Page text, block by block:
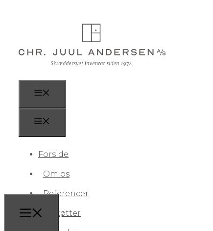
Forside
Om os
Referencer
Vi støtter